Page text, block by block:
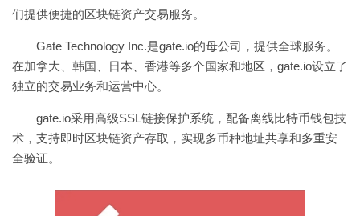
们提供便捷的区块链资产交易服务。
Gate Technology Inc.是gate.io的母公司，提供全球服务。
在加拿大、韩国、日本、香港等多个国家和地区，gate.io设立了
独立的交易业务和运营中心。
gate.io采用高级SSL链接保护系统，配备离线比特币钱包技
术，支持即时区块链资产存取，实现多币种地址共享和多重安
全验证。